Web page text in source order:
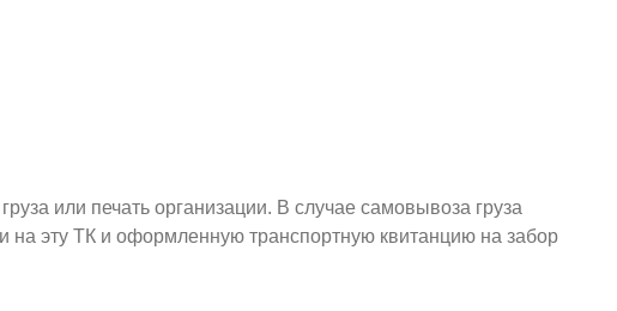
или печать организации. В случае самовывоза груза
на эту ТК и оформленную транспортную квитанцию на забор